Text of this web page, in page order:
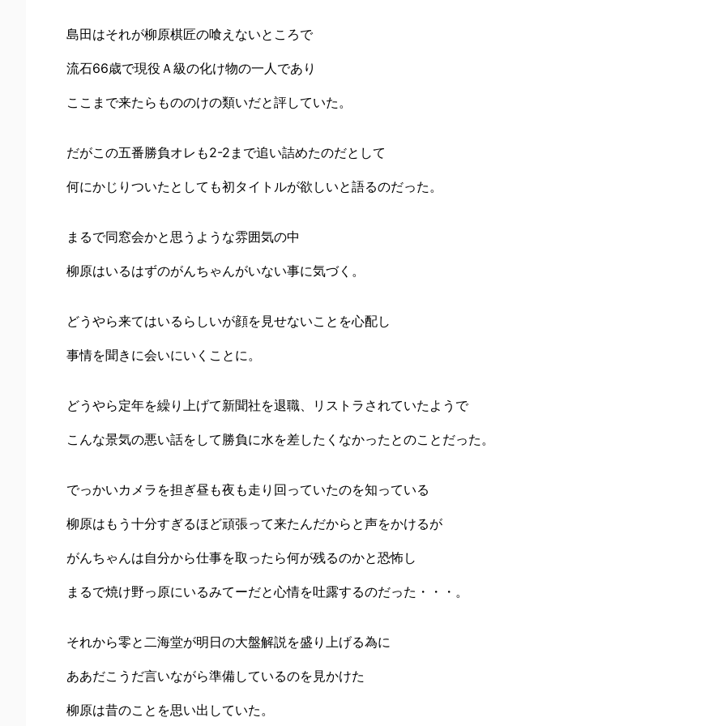
島田はそれが柳原棋匠の喰えないところで
流石66歳で現役Ａ級の化け物の一人であり
ここまで来たらもののけの類いだと評していた。
だがこの五番勝負オレも2-2まで追い詰めたのだとして
何にかじりついたとしても初タイトルが欲しいと語るのだった。
まるで同窓会かと思うような雰囲気の中
柳原はいるはずのがんちゃんがいない事に気づく。
どうやら来てはいるらしいが顔を見せないことを心配し
事情を聞きに会いにいくことに。
どうやら定年を繰り上げて新聞社を退職、リストラされていたようで
こんな景気の悪い話をして勝負に水を差したくなかったとのことだった。
でっかいカメラを担ぎ昼も夜も走り回っていたのを知っている
柳原はもう十分すぎるほど頑張って来たんだからと声をかけるが
がんちゃんは自分から仕事を取ったら何が残るのかと恐怖し
まるで焼け野っ原にいるみてーだと心情を吐露するのだった・・・。
それから零と二海堂が明日の大盤解説を盛り上げる為に
ああだこうだ言いながら準備しているのを見かけた
柳原は昔のことを思い出していた。